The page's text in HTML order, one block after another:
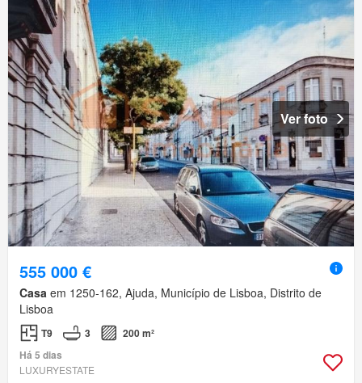
Ver foto
555 000 €
Casa em 1250-162, Ajuda, Município de Lisboa, Distrito de
Lisboa
T9 3
200 m²
Há 5 dias
LUXURYESTATE